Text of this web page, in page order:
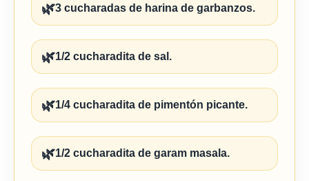
🌿3 cucharadas de harina de garbanzos.
🌿1/2 cucharadita de sal.
🌿1/4 cucharadita de pimentón picante.
🌿1/2 cucharadita de garam masala.